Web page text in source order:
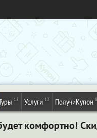
13 Услуги 12 ПолучиКупон
комфортно!